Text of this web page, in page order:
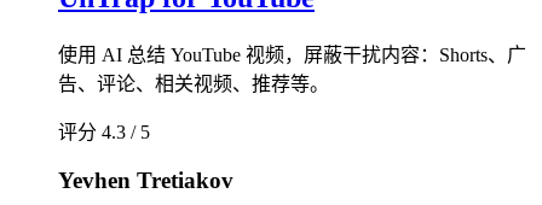
使用 AI 总结 YouTube 视频，屏蔽干扰内容：Shorts、广
告、评论、相关视频、推荐等。
评分 4.3 / 5
Yevhen Tretiakov